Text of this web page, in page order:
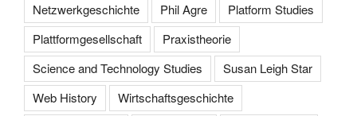
Netzwerkgeschichte
Phil Agre
Platform Studies
Plattformgesellschaft
Praxistheorie
Science and Technology Studies
Susan Leigh Star
Web History
Wirtschaftsgeschichte